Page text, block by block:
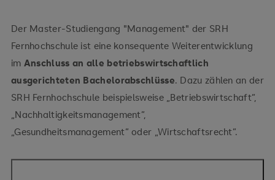
Der Master-Studiengang "Management" der SRH
Fernhochschule ist eine konsequente Weiterentwicklung
im Anschluss an alle betriebswirtschaftlich
ausgerichteten Bachelorabschlüsse. Dazu zählen an der
SRH Fernhochschule beispielsweise „Betriebswirtschaft”,
„Nachhaltigkeitsmanagement”,
„Gesundheitsmanagement” oder „Wirtschaftsrecht”.